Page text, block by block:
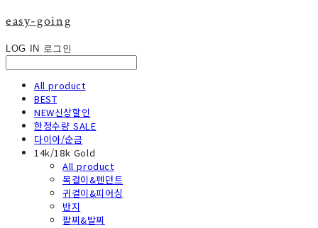
easy-going
LOG IN 로그인
All product
BEST
NEW신상할인
한정수량 SALE
다이아/순금
14k/18k Gold
All product
목걸이&펜던트
귀걸이&피어싱
반지
팔찌&발찌